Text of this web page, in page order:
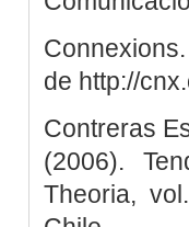
de http://
Contreras
(2006).
Theoria,